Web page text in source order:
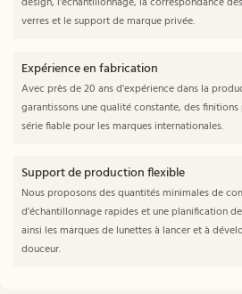
verres et le support de marque privée.
Expérience en fabrication
Avec près de 20 ans d'expérience dans la
garantissons une qualité constante, des
série fiable pour les marques internationales.
Support de production flexible
Nous proposons des quantités minimales de
d'échantillonnage rapides et une planification
ainsi les marques de lunettes à lancer et à
douceur.